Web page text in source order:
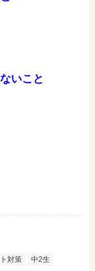
いこと
対策
中2生